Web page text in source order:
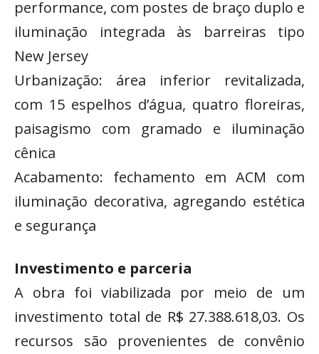
performance, com postes de braço duplo e
iluminação integrada às barreiras tipo
New Jersey
Urbanização: área inferior revitalizada,
com 15 espelhos d’água, quatro floreiras,
paisagismo com gramado e iluminação
cênica
Acabamento: fechamento em ACM com
iluminação decorativa, agregando estética
e segurança
Investimento e parceria
A obra foi viabilizada por meio de um
investimento total de R$ 27.388.618,03. Os
recursos são provenientes de convênio